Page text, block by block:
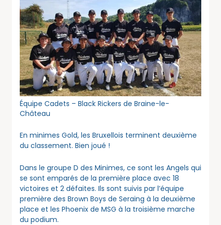
Équipe Cadets – Black Rickers de Braine-le-
Château
En minimes Gold, les Bruxellois terminent deuxième
du classement. Bien joué !
Dans le groupe D des Minimes, ce sont les Angels qui
se sont emparés de la première place avec 18
victoires et 2 défaites. Ils sont suivis par l’équipe
première des Brown Boys de Seraing à la deuxième
place et les Phoenix de MSG à la troisième marche
du podium.